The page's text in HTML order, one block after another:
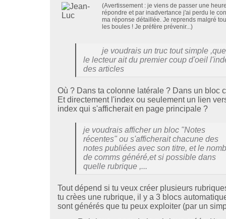
(Avertissement : je viens de passer une
répondre et par inadvertance j'ai perdu le
ma réponse détaillée. Je reprends malgré
les boules ! Je préfère prévenir...)
je voudrais un truc tout simple ,que
le lecteur ait du premier coup d'oeil
des articles
Où ? Dans ta colonne latérale ? Dans un bloc
Et directement l'index ou seulement un lien
index qui s'afficherait en page principale ?
je voudrais afficher un bloc "Notes
récentes" ou s'afficherait chacune des
notes publiées avec son titre, et le
de comms généré,et si possible dans
quelle rubrique ,...
Tout dépend si tu veux créer plusieurs
tu crèes une rubrique, il y a 3 blocs
sont générés que tu peux exploiter (par un